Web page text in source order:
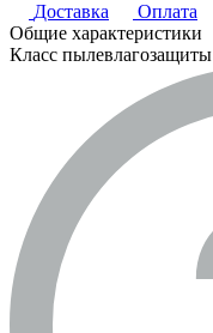
Доставка
Оплата
Общие характеристики
Класс пылевлагозащиты